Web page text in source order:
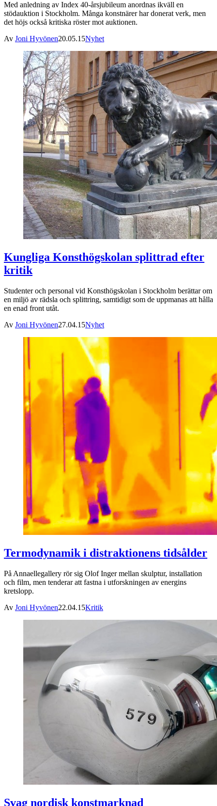
Med anledning av Index 40-årsjubileum anordnas ikväll en
stödauktion i Stockholm. Många konstnärer har donerat verk, men
det höjs också kritiska röster mot auktionen.
Av Joni Hyvönen20.05.15Nyhet
Kungliga Konsthögskolan splittrad efter
kritik
Studenter och personal vid Konsthögskolan i Stockholm berättar om
en miljö av rädsla och splittring, samtidigt som de uppmanas att hålla
en enad front utåt.
Av Joni Hyvönen27.04.15Nyhet
Termodynamik i distraktionens tidsålder
På Annaellegallery rör sig Olof Inger mellan skulptur, installation
och film, men tenderar att fastna i utforskningen av energins
kretslopp.
Av Joni Hyvönen22.04.15Kritik
Svag nordisk konstmarknad